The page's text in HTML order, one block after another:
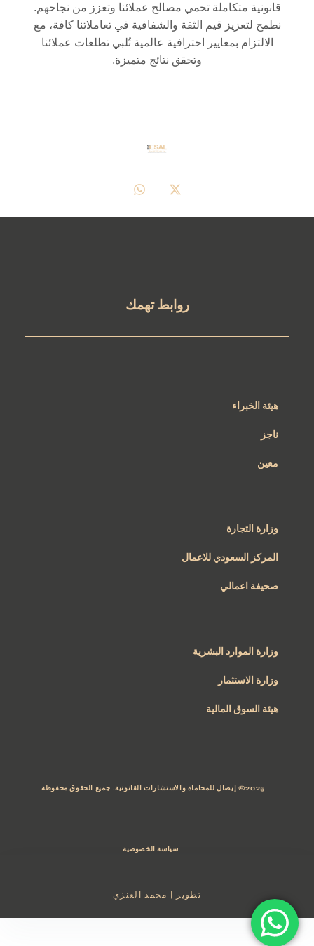
قانونية متكاملة تحمي مصالح عملائنا وتعزز من نجاحهم.
نطمح لتعزيز قيم الثقة والشفافية في تعاملاتنا كافة، مع
الالتزام بمعايير احترافية عالمية تُلبي تطلعات عملائنا
وتحقق نتائج متميزة.
روابط تهمك
هيئة الخبراء
ناجز
معين
وزارة التجارة
المركز السعودي للاعمال
صحيفة اعمالي
وزارة الموارد البشرية
وزارة الاستثمار
هيئة السوق المالية
2025© إيصال للمحاماة والاستشارات القانونية. جميع الحقوق محفوظة
سياسة الخصوصية
تطوير | محمد العنزي